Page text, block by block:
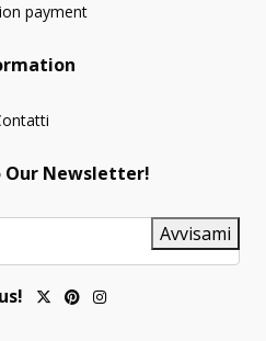
payment
Our Newsletter!
Avvisami